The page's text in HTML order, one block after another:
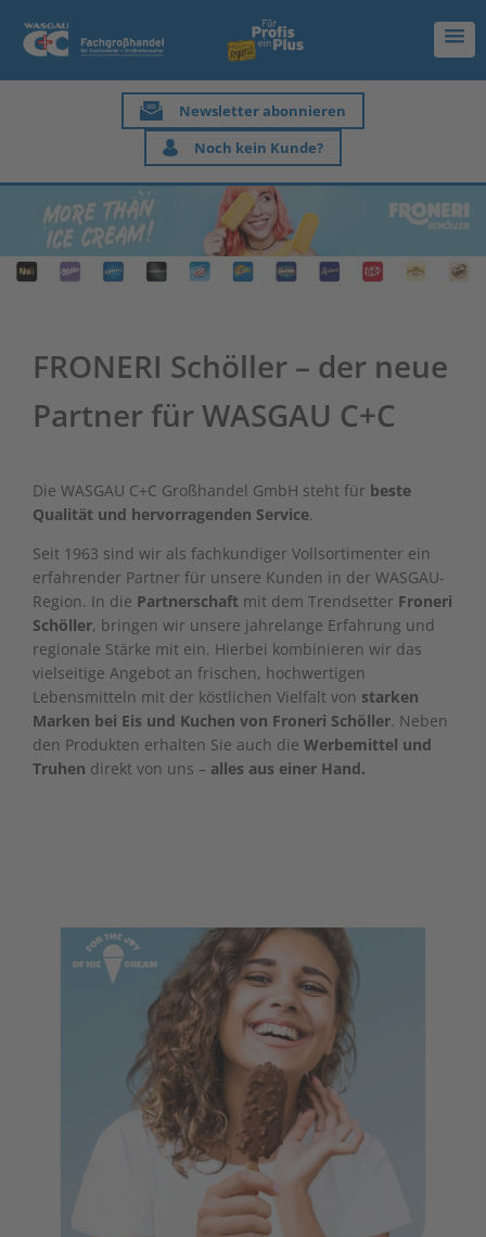
Newsletter abonnieren
Noch kein Kunde?
FRONERI Schöller – der neue
Partner für WASGAU C+C
Die WASGAU C+C Großhandel GmbH steht für beste
Qualität und hervorragenden Service.
Seit 1963 sind wir als fachkundiger Vollsortimenter ein
erfahrender Partner für unsere Kunden in der WASGAU-
Region. In die Partnerschaft mit dem Trendsetter Froneri
Schöller, bringen wir unsere jahrelange Erfahrung und
regionale Stärke mit ein. Hierbei kombinieren wir das
vielseitige Angebot an frischen, hochwertigen
Lebensmitteln mit der köstlichen Vielfalt von starken
Marken bei Eis und Kuchen von Froneri Schöller. Neben
den Produkten erhalten Sie auch die Werbemittel und
Truhen direkt von uns – alles aus einer Hand.